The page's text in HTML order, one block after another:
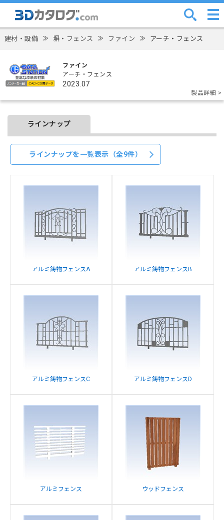
建材・設備 ≫ 塀・フェンス ≫ ファイン ≫ アーチ・フェンス
ファイン
アーチ・フェンス
2023.07
製品詳細 >
ラインナップ
ラインナップを一覧表示（全9件）
アルミ鋳物フェンスA アルミ鋳物フェンスB
アルミ鋳物フェンスC アルミ鋳物フェンスD
アルミフェンス ウッドフェンス